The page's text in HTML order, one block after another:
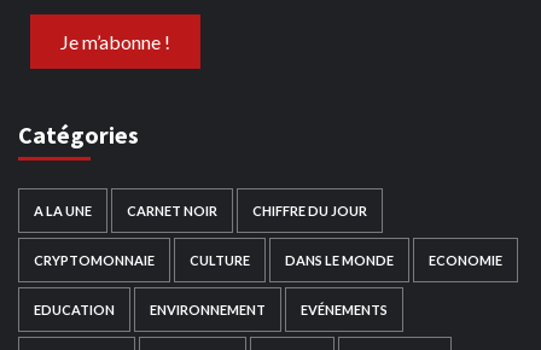
Catégories
A LA UNE CARNET NOIR CHIFFRE DU JOUR
CRYPTOMONNAIE CULTURE DANS LE MONDE ECONOMIE
EDUCATION ENVIRONNEMENT EVÉNEMENTS